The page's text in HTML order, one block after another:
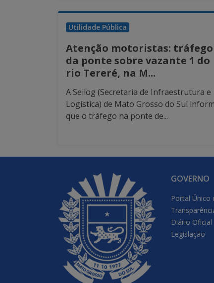
Utilidade Pública
Atenção motoristas: tráfego
da ponte sobre vazante 1 do
rio Tereré, na M...
A Seilog (Secretaria de Infraestrutura e
Logística) de Mato Grosso do Sul
que o tráfego na ponte de...
GOVERNO
Portal Único
Diário Oficial
Legislação